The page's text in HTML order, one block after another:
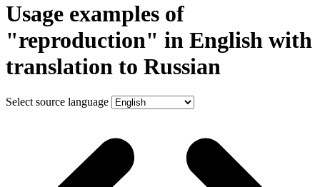
Usage examples of
"reproduction" in English with
translation to Russian
Select source language